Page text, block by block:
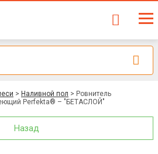
> Наливной пол > Ровнитель
Perfekta® – "БЕТАСЛОЙ"
Назад